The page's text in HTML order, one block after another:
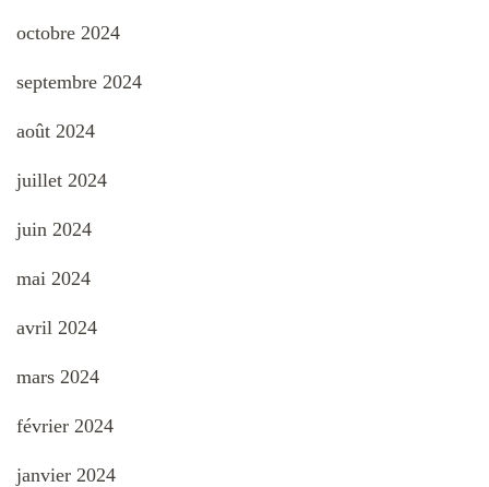
octobre 2024
septembre 2024
août 2024
juillet 2024
juin 2024
mai 2024
avril 2024
mars 2024
février 2024
janvier 2024